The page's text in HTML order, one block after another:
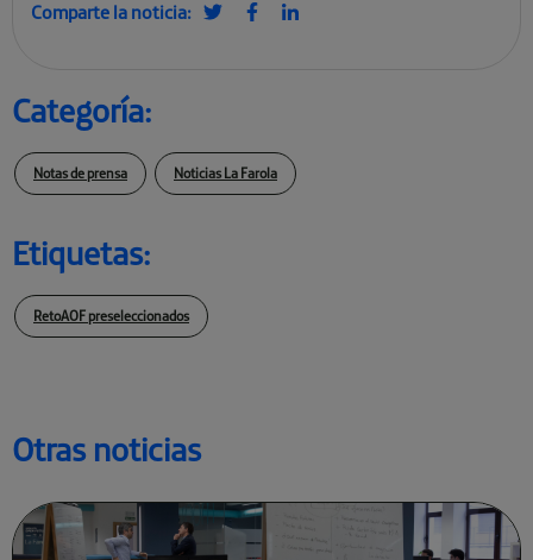
Otras noticias
Comparte la noticia:
Categoría:
Notas de prensa Noticias La Farola
Etiquetas:
RetoAOF preseleccionados